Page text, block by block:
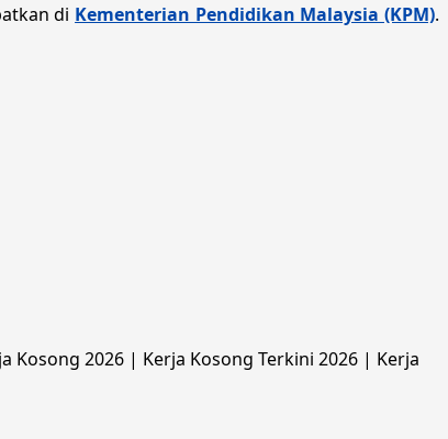
di Kementerian Pendidikan Malaysia (KPM).
Kosong 2026 | Kerja Kosong Terkini 2026 | Kerja